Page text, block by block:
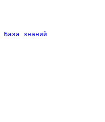
База знаний